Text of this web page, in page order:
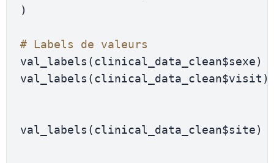
)
# Labels de valeurs
val_labels (clinical_data_clean$sexe)
val_labels (clinical_data_clean$visit )
val_labels (clinical_data_clean$site)